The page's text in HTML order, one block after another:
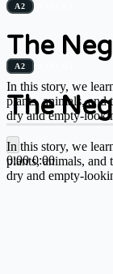
A2
The
In this story, we
plants, animals, and
dry and empty-
A2
The
In this story, we
plants, animals, and
dry and empty-
0:00 0:00